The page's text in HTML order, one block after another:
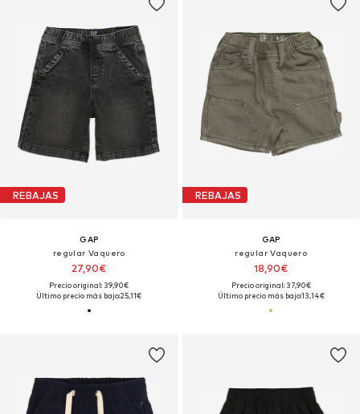
REBAJAS
GAP
regular Vaquero
27,90€
Precio original: 39,90€
Último precio más bajo:25,11€
REBAJAS
GAP
regular Vaquero
18,90€
Precio original: 37,90€
Último precio más bajo:13,14€